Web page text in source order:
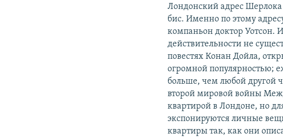
Лондонский адрес
бис. Именно по этому
компаньон доктор Уотсон.
действительности не
повестях Конан Дойла,
огромной популярностью;
больше, чем любой другой
второй мировой войны
квартирой в Лондоне, но
экспонируются личные
квартиры так, как они